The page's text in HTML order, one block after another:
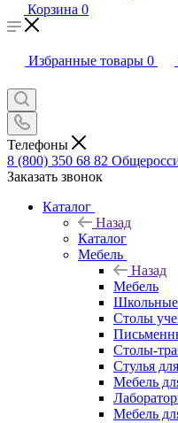
Корзина 0
Избранные товары 0
Телефоны
8 (800) 350 68 82
Заказать звонок
Каталог
Назад
Каталог
Мебель
Назад
Мебель
Столы
Столы-
Стулья
Мебель
Мебель